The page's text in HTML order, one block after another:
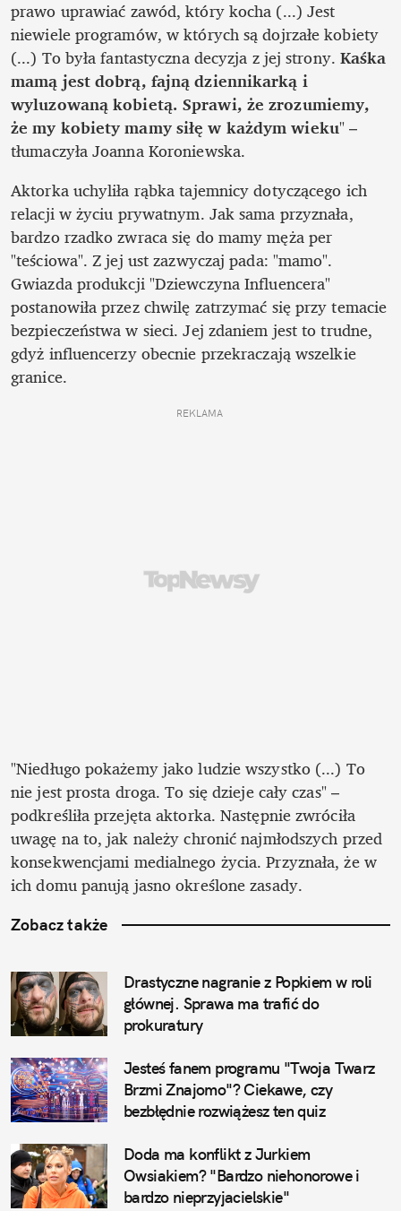
prawo uprawiać zawód, który kocha (...) Jest
niewiele programów, w których są dojrzałe kobiety
(...) To była fantastyczna decyzja z jej strony. Kaśka
mamą jest dobrą, fajną dziennikarką i
wyluzowaną kobietą. Sprawi, że zrozumiemy,
że my kobiety mamy siłę w każdym wieku" –
tłumaczyła Joanna Koroniewska.
Aktorka uchyliła rąbka tajemnicy dotyczącego ich
relacji w życiu prywatnym. Jak sama przyznała,
bardzo rzadko zwraca się do mamy męża per
"teściowa". Z jej ust zazwyczaj pada: "mamo".
Gwiazda produkcji "Dziewczyna Influencera"
postanowiła przez chwilę zatrzymać się przy temacie
bezpieczeństwa w sieci. Jej zdaniem jest to trudne,
gdyż influencerzy obecnie przekraczają wszelkie
granice.
REKLAMA
"Niedługo pokażemy jako ludzie wszystko (...) To
nie jest prosta droga. To się dzieje cały czas" –
podkreśliła przejęta aktorka. Następnie zwróciła
uwagę na to, jak należy chronić najmłodszych przed
konsekwencjami medialnego życia. Przyznała, że w
ich domu panują jasno określone zasady.
Zobacz także
Drastyczne nagranie z Popkiem w roli
głównej. Sprawa ma trafić do
prokuratury
Jesteś fanem programu "Twoja Twarz
Brzmi Znajomo"? Ciekawe, czy
bezbłędnie rozwiążesz ten quiz
Doda ma konflikt z Jurkiem
Owsiakiem? "Bardzo niehonorowe i
bardzo nieprzyjacielskie"